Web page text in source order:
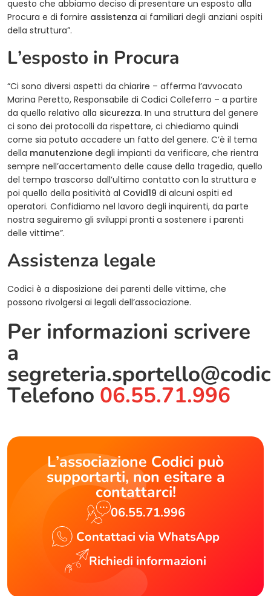
questo che abbiamo deciso di presentare un esposto alla
Procura e di fornire assistenza ai familiari degli anziani ospiti
della struttura”.
L’esposto in Procura
“Ci sono diversi aspetti da chiarire – afferma l’avvocato
Marina Peretto, Responsabile di Codici Colleferro – a partire
da quello relativo alla sicurezza. In una struttura del genere
ci sono dei protocolli da rispettare, ci chiediamo quindi
come sia potuto accadere un fatto del genere. C’è il tema
della manutenzione degli impianti da verificare, che rientra
sempre nell’accertamento delle cause della tragedia, quello
del tempo trascorso dall’ultimo contatto con la struttura e
poi quello della positività al Covid19 di alcuni ospiti ed
operatori. Confidiamo nel lavoro degli inquirenti, da parte
nostra seguiremo gli sviluppi pronti a sostenere i parenti
delle vittime”.
Assistenza legale
Codici è a disposizione dei parenti delle vittime, che
possono rivolgersi ai legali dell’associazione.
Per informazioni scrivere
a
Telefono 06.55.71.996
L’associazione Codici può
supportarti, non esitare a
contattarci!
06.55.71.996
Contattaci via WhatsApp
Richiedi informazioni